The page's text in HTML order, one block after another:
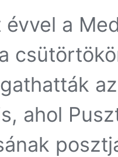
a
ahol